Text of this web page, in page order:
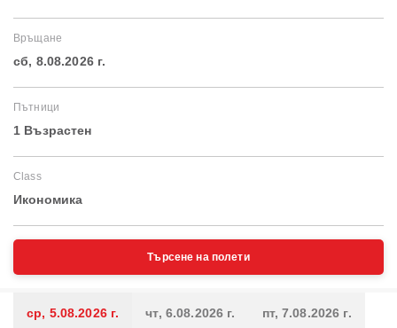
Връщане
сб, 8.08.2026 г.
Пътници
1 Възрастен
Class
Икономика
Търсене на полети
ср, 5.08.2026 г. чт, 6.08.2026 г. пт, 7.08.2026 г.